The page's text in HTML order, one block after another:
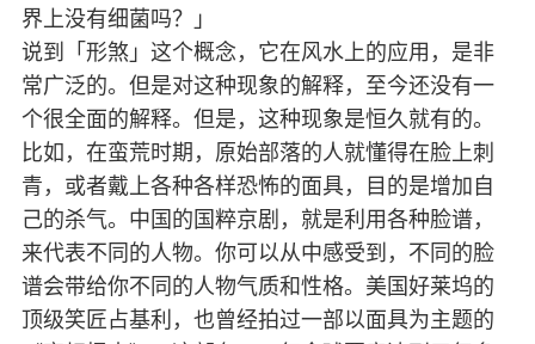
界上没有细菌吗？」
说到「形煞」这个概念，它在风水上的应用，是非
常广泛的。但是对这种现象的解释，至今还没有一
个很全面的解释。但是，这种现象是恒久就有的。
比如，在蛮荒时期，原始部落的人就懂得在脸上刺
青，或者戴上各种各样恐怖的面具，目的是增加自
己的杀气。中国的国粹京剧，就是利用各种脸谱，
来代表不同的人物。你可以从中感受到，不同的脸
谱会带给你不同的人物气质和性格。美国好莱坞的
顶级笑匠占基利，也曾经拍过一部以面具为主题的